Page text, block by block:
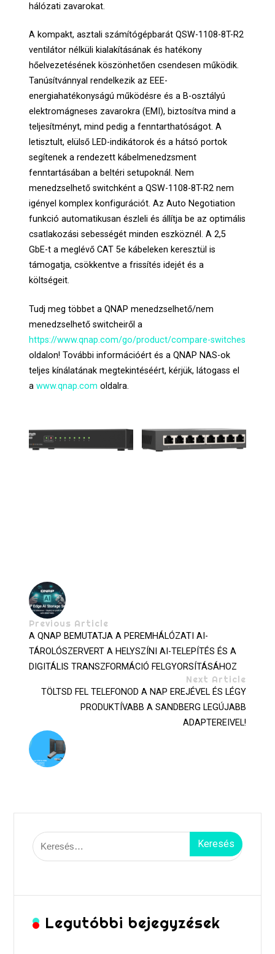
hálózati zavarokat.
A kompakt, asztali számítógépbarát QSW-1108-8T-R2
ventilátor nélküli kialakításának és hatékony
hőelvezetésének köszönhetően csendesen működik.
Tanúsítvánnyal rendelkezik az EEE-
energiahatékonyságú működésre és a B-osztályú
elektromágneses zavarokra (EMI), biztosítva mind a
teljesítményt, mind pedig a fenntarthatóságot. A
letisztult, elülső LED-indikátorok és a hátsó portok
segítenek a rendezett kábelmenedzsment
fenntartásában a beltéri setupoknál. Nem
menedzselhető switchként a QSW-1108-8T-R2 nem
igényel komplex konfigurációt. Az Auto Negotiation
funkció automatikusan észleli és állítja be az optimális
csatlakozási sebességét minden eszköznél. A 2,5
GbE-t a meglévő CAT 5e kábeleken keresztül is
támogatja, csökkentve a frissítés idejét és a
költségeit.
Tudj meg többet a QNAP menedzselhető/nem
menedzselhető switcheiről a
https://www.qnap.com/go/product/compare-switches
oldalon! További információért és a QNAP NAS-ok
teljes kínálatának megtekintéséért, kérjük, látogass el
awww.qnap.com oldalra.
Previous Article
A QNAP BEMUTATJA A PEREMHÁLÓZATI AI-
TÁROLÓSZERVERT A HELYSZÍNI AI-TELEPÍTÉS ÉS A
DIGITÁLIS TRANSZFORMÁCIÓ FELGYORSÍTÁSÁHOZ
Next Article
TÖLTSD FEL TELEFONOD A NAP EREJÉVEL ÉS LÉGY
PRODUKTÍVABB A SANDBERG LEGÚJABB
ADAPTEREIVEL!
Keresés:
Legutóbbi bejegyzések